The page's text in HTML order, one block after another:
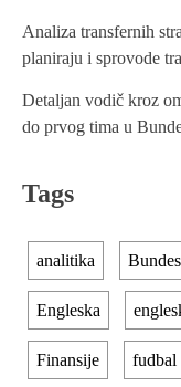
a
t
i
o
n
Analiza transfernih
planiraju i sprovode
Detaljan vodič kroz
do prvog tima u
Tags
analitika
Engleska
Finansije fudbal